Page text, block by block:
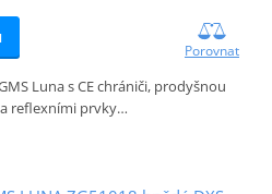
Porovnat
Luna s CE chrániči, prodyšnou
reflexními prvky…